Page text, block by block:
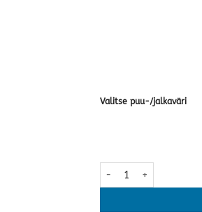
Valitse puu-/jalkaväri
Anne 2K2 kulmasohva